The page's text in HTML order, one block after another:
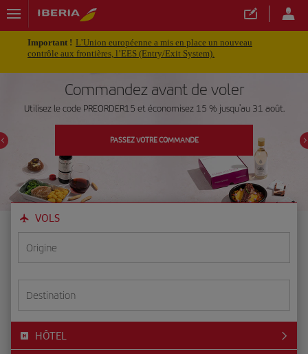
Important ! L’Union européenne a mis en place un nouveau
contrôle aux frontières, l’EES (Entry/Exit System).
Commandez avant de voler
Utilisez le code PREORDER15 et économisez 15 % jusqu'au 31 août.
PASSEZ VOTRE COMMANDE
VOLS
Origine
Destination
HÔTEL